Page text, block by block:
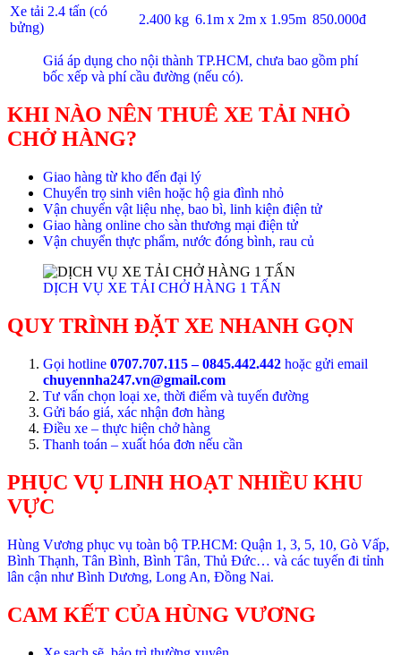
Xe tải 2.4 tấn (có
bửng)
2.400 kg 6.1m x 2m x 1.95m 850.000đ
Giá áp dụng cho nội thành TP.HCM, chưa bao gồm phí
bốc xếp và phí cầu đường (nếu có).
KHI NÀO NÊN THUÊ XE TẢI NHỎ
CHỞ HÀNG?
Giao hàng từ kho đến đại lý
Chuyển trọ sinh viên hoặc hộ gia đình nhỏ
Vận chuyển vật liệu nhẹ, bao bì, linh kiện điện tử
Giao hàng online cho sàn thương mại điện tử
Vận chuyển thực phẩm, nước đóng bình, rau củ
DỊCH VỤ XE TẢI CHỞ HÀNG 1 TẤN
QUY TRÌNH ĐẶT XE NHANH GỌN
Gọi hotline 0707.707.115 – 0845.442.442 hoặc gửi email
chuyennha247.vn@gmail.com
Tư vấn chọn loại xe, thời điểm và tuyến đường
Gửi báo giá, xác nhận đơn hàng
Điều xe – thực hiện chở hàng
Thanh toán – xuất hóa đơn nếu cần
PHỤC VỤ LINH HOẠT NHIỀU KHU
VỰC
Hùng Vương phục vụ toàn bộ TP.HCM: Quận 1, 3, 5, 10, Gò Vấp,
Bình Thạnh, Tân Bình, Bình Tân, Thủ Đức… và các tuyến đi tỉnh
lân cận như Bình Dương, Long An, Đồng Nai.
CAM KẾT CỦA HÙNG VƯƠNG